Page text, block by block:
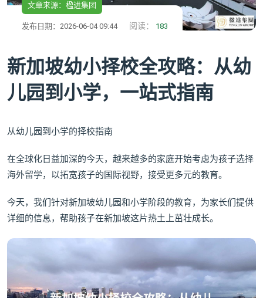
文章来源：楹进集团
发布日期：2026-06-04 09:44 阅读： 183
新加坡幼小择校全攻略：从幼
儿园到小学，一站式指南
从幼儿园到小学的择校指南
在全球化日益加深的今天，越来越多的家庭开始考虑为孩子选择
海外留学，以拓宽孩子的国际视野，接受更多元的教育。
今天，我们针对新加坡幼儿园和小学阶段的教育，为家长们提供
详细的信息，帮助孩子在新加坡这片热土上茁壮成长。